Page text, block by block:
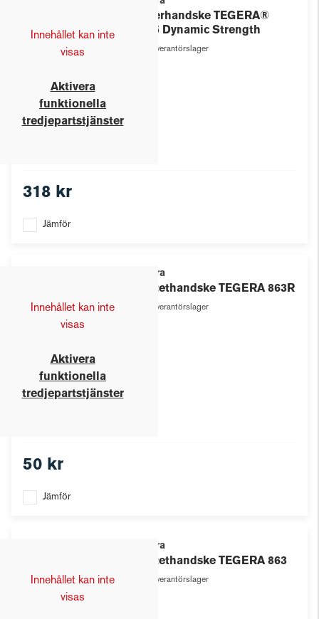
Innehållet kan inte
visas
Aktivera
funktionella
tredjepartstjänster
Läderhandske TEGERA®
7795 Dynamic Strength
Leverantörslager
318 kr
Jämför
Innehållet kan inte
visas
Aktivera
funktionella
tredjepartstjänster
Tegera
Syntethandske TEGERA 863R
Leverantörslager
50 kr
Jämför
Innehållet kan inte
visas
Tegera
Syntethandske TEGERA 863
Leverantörslager